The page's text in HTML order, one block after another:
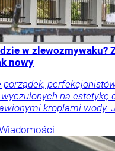
w zlewozmywaku?
nowy
porządek,
na estetykę
kroplami wody.